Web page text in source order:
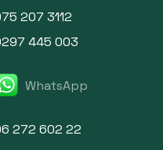
207 3112
445 003
WhatsApp
272 602 22